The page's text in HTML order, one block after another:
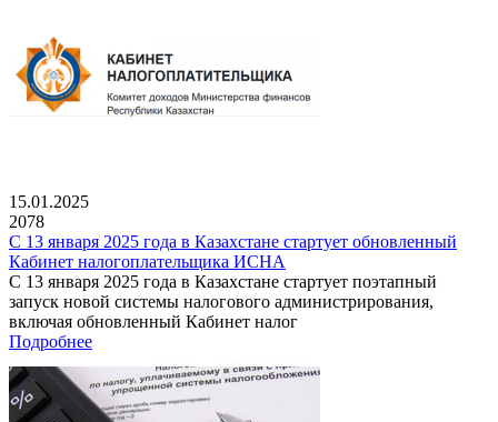
15.01.2025
2078
С 13 января 2025 года в Казахстане стартует обновленный
Кабинет налогоплательщика ИСНА
С 13 января 2025 года в Казахстане стартует поэтапный
запуск новой системы налогового администрирования,
включая обновленный Кабинет налог
Подробнее